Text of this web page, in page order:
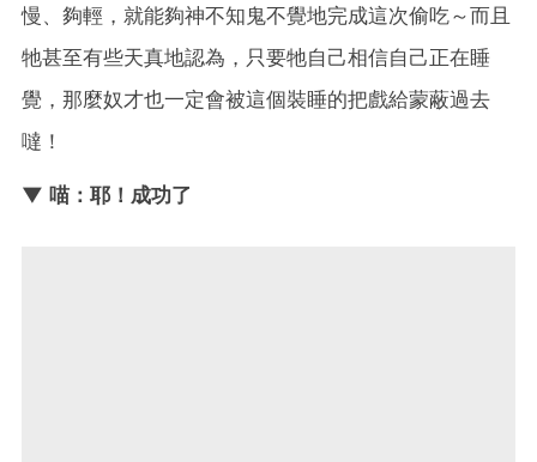
慢、夠輕，就能夠神不知鬼不覺地完成這次偷吃～而且
牠甚至有些天真地認為，只要牠自己相信自己正在睡
覺，那麼奴才也一定會被這個裝睡的把戲給蒙蔽過去
噠！
▼ 喵：耶！成功了